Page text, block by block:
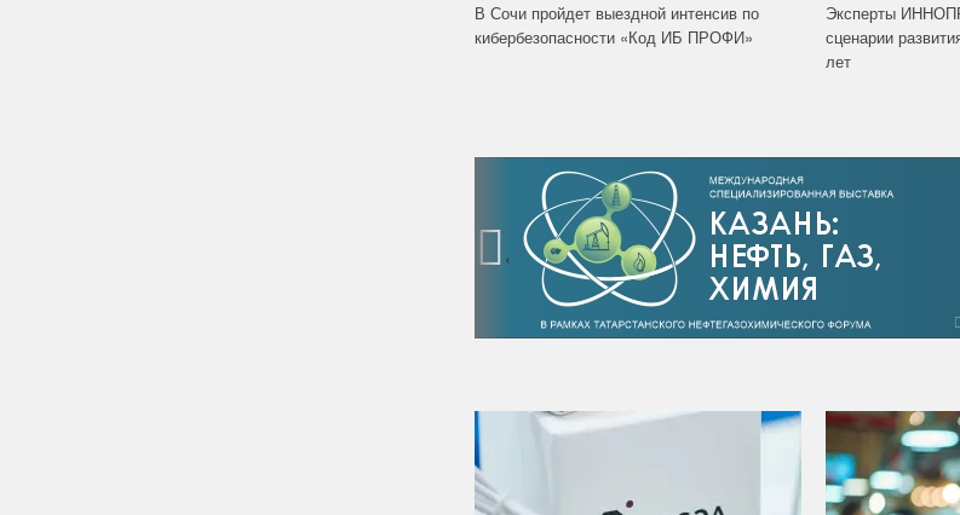
В Сочи пройдет выездной интенсив по
кибербезопасности «Код ИБ ПРОФИ»
Эксперты
сценарии
лет
‹